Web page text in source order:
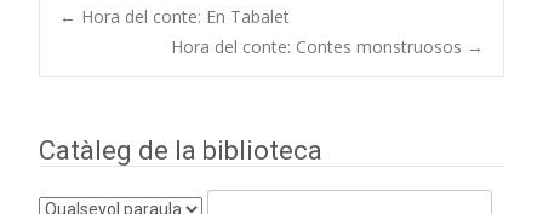
Navegació
← Hora del conte: En Tabalet
Hora del conte: Contes monstruosos →
Catàleg de la biblioteca